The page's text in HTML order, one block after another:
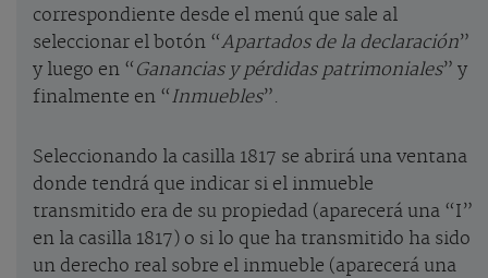
correspondiente desde el menú que sale al
seleccionar el botón “Apartados de la declaración”
y luego en “ Ganancias y pérdidas patrimoniales” y
finalmente en “Inmuebles”.
Seleccionando la casilla 1817 se abrirá una ventana
donde tendrá que indicar si el inmueble
transmitido era de su propiedad (aparecerá una “I”
en la casilla 1817) o si lo que ha transmitido ha sido
un derecho real sobre el inmueble (aparecerá una